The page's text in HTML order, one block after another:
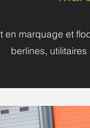
en marquage et
berlines,